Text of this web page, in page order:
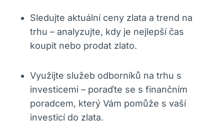
Sledujte aktuální ceny zlata a trend na
trhu – analyzujte, kdy je nejlepší čas
koupit nebo prodat zlato.
Využijte služeb odborníků na trhu s
investicemi – poraďte se s finančním
poradcem, který Vám pomůže s vaší
investicí do zlata.